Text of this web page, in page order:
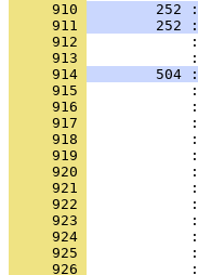
     910
252
     911
252
     912
     913
     914
504
     915
     916
     917
     918
     919
     920
     921
     922
     923
     924
     925
     926